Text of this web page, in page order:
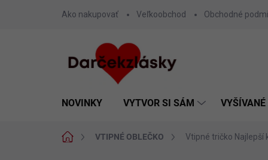
Ako nakupovať Veľkoobchod Obchodné
NOVINKY VYTVOR SI SÁM
DomovVTIPNÉ OBLEČKO Vtipné tričko Najlepší